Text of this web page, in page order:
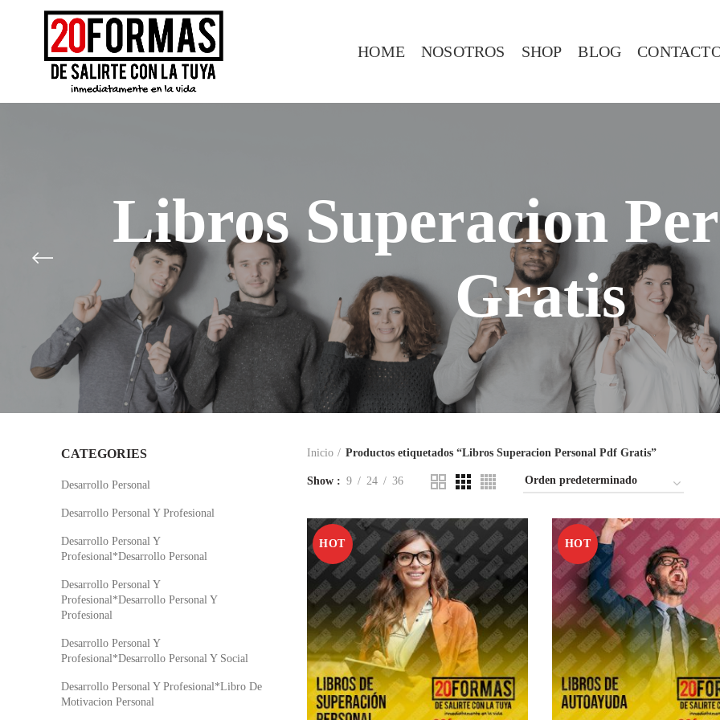
HOME NOSOTROS SHOP BLOG
Libros Superacion
Gratis
Inicio Productos etiquetados “Libros Superacion Personal Pdf Gratis”
Show 9 24 36
HOT HOT
CATEGORIES
Desarrollo Personal
Desarrollo Personal Y Profesional
Desarrollo Personal Y
Profesional*Desarrollo Personal
Desarrollo Personal Y
Profesional*Desarrollo Personal Y
Profesional
Desarrollo Personal Y
Profesional*Desarrollo Personal Y Social
Desarrollo Personal Y Profesional*Libro De
Motivacion Personal